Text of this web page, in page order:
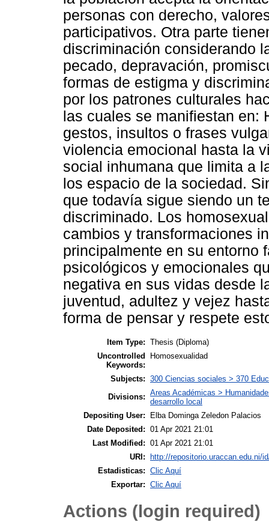
personas con derecho,
participativos. Otra parte
discriminación considerando
pecado, depravación,
formas de estigma y
por los patrones culturales
las cuales se manifiestan en:
gestos, insultos o frases
violencia emocional hasta la
social inhumana que limita a
los espacio de la sociedad.
que todavía sigue siendo un
discriminado. Los
cambios y transformaciones
principalmente en su entorno
psicológicos y emocionales
negativa en sus vidas desde
juventud, adultez y vejez
forma de pensar y respete
Item Type: Thesis (Diploma)
Uncontrolled
Keywords:
Homosexualidad
Subjects: 300 Ciencias sociales > 370
Divisions: Areas Académicas >
desarrollo local
Depositing User:
Elba Dominga Zeledon Palacios
Date Deposited: 01 Apr 2021 21:01
Last Modified: 01 Apr 2021 21:01
URI:
http://repositorio.uraccan.edu.ni/
Estadisticas: Clic Aquí
Exportar: Clic Aquí
Actions (login required)